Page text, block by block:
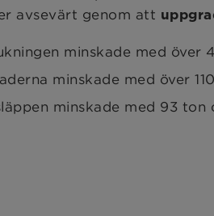
avsevärt genom att
minskade med över
minskade med över
minskade med 93 ton